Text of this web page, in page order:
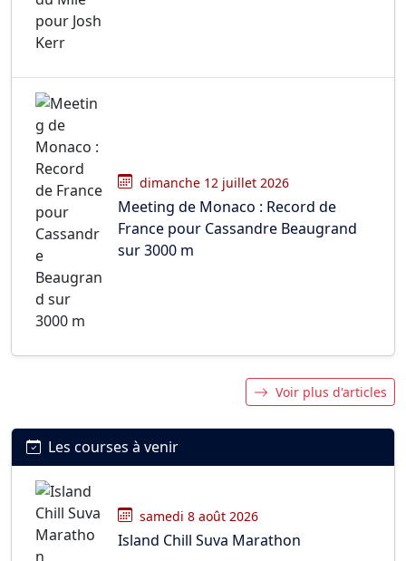
dimanche 12 juillet 2026
Meeting de Monaco : Record de
France pour Cassandre Beaugrand
sur 3000 m
Voir plus d'articles
Les courses à venir
samedi 8 août 2026
Island Chill Suva Marathon